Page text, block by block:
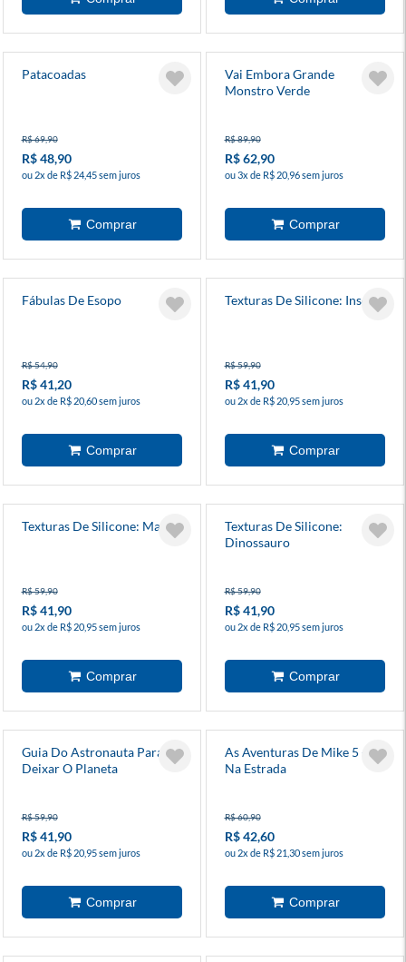
Patacoadas
R$ 69,90
R$ 48,90
ou 2x de R$ 24,45 sem juros
Vai Embora Grande
Monstro Verde
R$ 89,90
R$ 62,90
ou 3x de R$ 20,96 sem juros
Fábulas De Esopo
R$ 54,90
R$ 41,20
ou 2x de R$ 20,60 sem juros
Texturas De Silicone: Insetos
R$ 59,90
R$ 41,90
ou 2x de R$ 20,95 sem juros
Texturas De Silicone: Mar
R$ 59,90
R$ 41,90
ou 2x de R$ 20,95 sem juros
Texturas De Silicone:
Dinossauro
R$ 59,90
R$ 41,90
ou 2x de R$ 20,95 sem juros
Guia Do Astronauta Para
Deixar O Planeta
R$ 59,90
R$ 41,90
ou 2x de R$ 20,95 sem juros
As Aventuras De Mike 5 - Pé
Na Estrada
R$ 60,90
R$ 42,60
ou 2x de R$ 21,30 sem juros